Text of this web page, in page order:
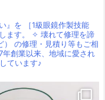
』を ［1級眼鏡作製技能
ます。
✧ 壊れて修理を諦
の修理・見積り等もご相
年創業以来、地域に愛され
ています♪